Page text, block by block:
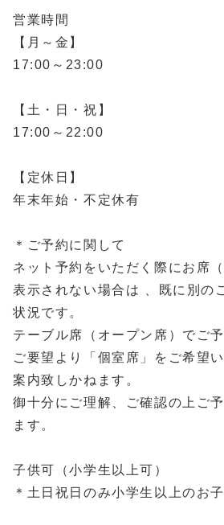
営業時間
【月～金】
17:00～23:00
【土・日・祝】
17:00～22:00
【定休日】
年末年始・不定休有
＊ご予約に関して
ネット予約をいただく際にお席
表示されない場合は 、既に別の
状況です。
テーブル席（オープン席）でご
ご要望より「個室席」をご希望
案内致しかねます。
御十分にご理解、ご確認の上ご
ます。
子供可（小学生以上可）
＊土日祝日のみ小学生以上のお